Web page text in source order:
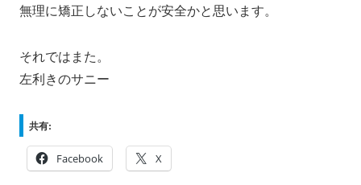
無理に矯正しないことが安全かと思います。
それではまた。
左利きのサニー
共有:
Facebook X